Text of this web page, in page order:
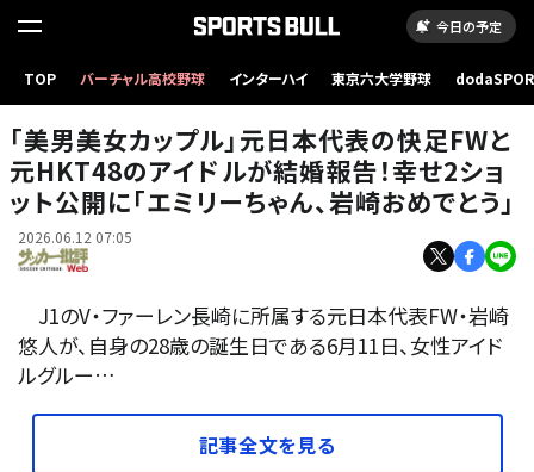
今日の予定
TOP バーチャル高校野球 インターハイ 東京六大学野球
ージです） 撮影／中地拓也
｢美男美女カップル｣元日本代表の快足FWと
元HKT48のアイドルが結婚報告！幸せ2ショ
ット公開に｢エミリーちゃん、岩崎おめでとう｣
2026.06.12 07:05
J1のV・ファーレン長崎に所属する元日本代表FW・岩崎
悠人が、自身の28歳の誕生日である6月11日、女性アイド
ルグルー…
記事全文を見る